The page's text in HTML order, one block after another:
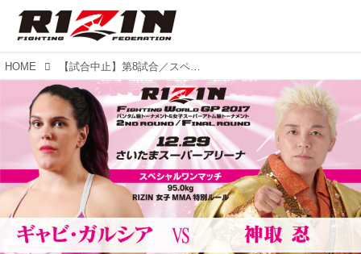
HOME 【試合中止】第8試合／スペシャルワンマッチ ギャビ・ガルシア vs. 神取忍